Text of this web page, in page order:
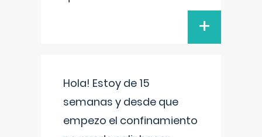
+
Hola! Estoy de 15
semanas y desde que
empezo el confinamiento